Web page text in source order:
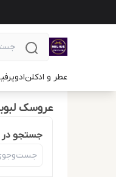
عطر و ادکلن
عروسک
جستجو در